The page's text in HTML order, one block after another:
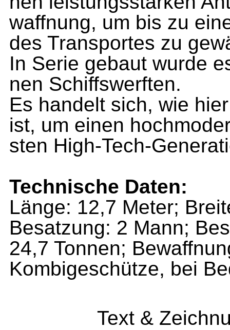
waffnung, um bis zu
des Transportes zu
In Serie gebaut wurde
nen Schiffswerften.
Es handelt sich, wie
ist, um einen
sten High-Tech-
Technische Daten:
Länge: 12,7 Meter;
Besatzung: 2 Mann;
24,7 Tonnen;
Kombigeschütze, bei
Text &